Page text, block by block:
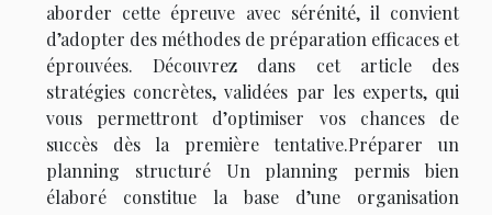
aborder cette épreuve avec sérénité, il convient
d’adopter des méthodes de préparation efficaces et
éprouvées. Découvrez dans cet article des
stratégies concrètes, validées par les experts, qui
vous permettront d’optimiser vos chances de
succès dès la première tentative.Préparer un
planning structuré Un planning permis bien
élaboré constitue la base d’une organisation